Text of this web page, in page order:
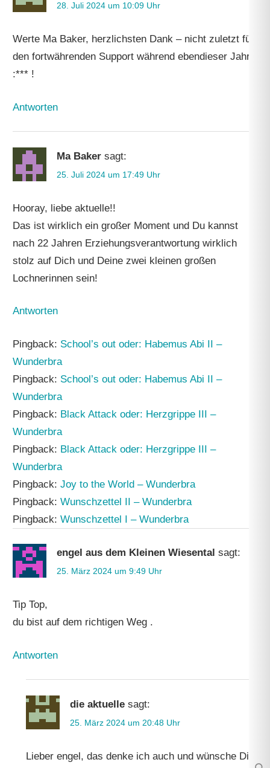
28. Juli 2024 um 10:09 Uhr
Werte Ma Baker, herzlichsten Dank – nicht zuletzt für
den fortwährenden Support während ebendieser Jahre
:*** !
Antworten
Ma Baker sagt:
25. Juli 2024 um 17:49 Uhr
Hooray, liebe aktuelle!!
Das ist wirklich ein großer Moment und Du kannst
nach 22 Jahren Erziehungsverantwortung wirklich
stolz auf Dich und Deine zwei kleinen großen
Lochnerinnen sein!
Antworten
Pingback: School’s out oder: Habemus Abi II –
Wunderbra
Pingback: School’s out oder: Habemus Abi II –
Wunderbra
Pingback: Black Attack oder: Herzgrippe III –
Wunderbra
Pingback: Black Attack oder: Herzgrippe III –
Wunderbra
Pingback:Joy to the World – Wunderbra
Pingback:Wunschzettel II – Wunderbra
Pingback:Wunschzettel I – Wunderbra
engel aus dem Kleinen Wiesental sagt:
25. März 2024 um 9:49 Uhr
Tip Top,
du bist auf dem richtigen Weg .
Antworten
die aktuelle sagt:
25. März 2024 um 20:48 Uhr
Lieber engel, das denke ich auch und wünsche Dir